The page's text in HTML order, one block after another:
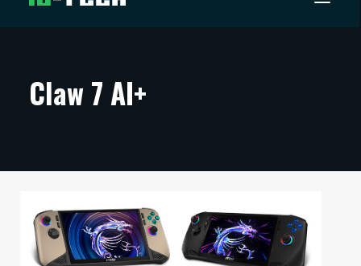
ARTIKKELIT
TECHBBS
TIETOA
HINTA.FI
Claw 7 AI+